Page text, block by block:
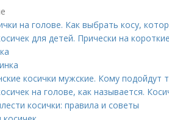
на голове. Как выбрать косу,
для детей. Прически на
косички мужские. Кому подойдут
на голове, как называется.
косички: правила и советы